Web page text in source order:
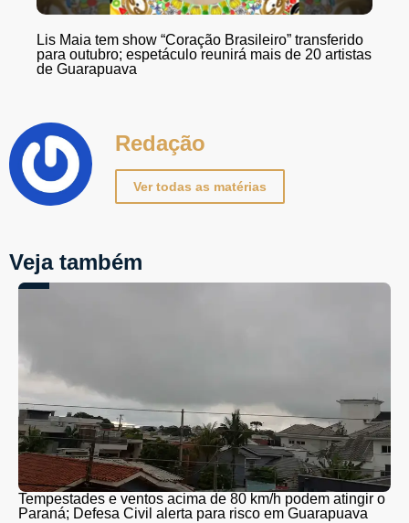
Lis Maia tem show “Coração Brasileiro” transferido
para outubro; espetáculo reunirá mais de 20 artistas
de Guarapuava
Redação
Ver todas as matérias
Veja também
Tempestades e ventos acima de 80 km/h podem atingir o
Paraná; Defesa Civil alerta para risco em Guarapuava